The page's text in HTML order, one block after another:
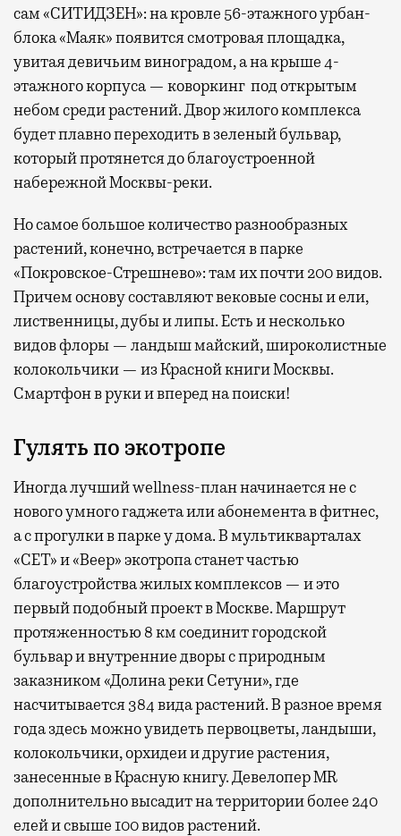
сам «СИТИДЗЕН»: на кровле 56-этажного урбан-
блока «Маяк» появится смотровая площадка,
увитая девичьим виноградом, а на крыше 4-
этажного корпуса — коворкинг под открытым
небом среди растений. Двор жилого комплекса
будет плавно переходить в зеленый бульвар,
который протянется до благоустроенной
набережной Москвы-реки.
Но самое большое количество разнообразных
растений, конечно, встречается в парке
«Покровское-Стрешнево»: там ихпочти 200 видов.
Причем основу составляют вековые сосны и ели,
лиственницы, дубы и липы. Есть и несколько
видов флоры — ландыш майский, широколистные
колокольчики — из Красной книги Москвы.
Смартфон в руки и вперед на поиски!
Гулять по экотропе
Иногда лучший wellness-план начинается не с
нового умного гаджета или абонемента в фитнес,
а с прогулки в парке у дома. В мультикварталах
«СЕТ» и «Веер» экотропа станет частью
благоустройства жилых комплексов — и это
первый подобный проект в Москве. Маршрут
протяженностью 8 км соединит городской
бульвар и внутренние дворы с природным
заказником «Долина реки Сетуни», где
насчитывается 384 вида растений. В разное время
года здесь можно увидеть первоцветы, ландыши,
колокольчики, орхидеи и другие растения,
занесенные в Красную книгу. Девелопер MR
дополнительно высадит на территории более 240
елей и свыше 100 видов растений.